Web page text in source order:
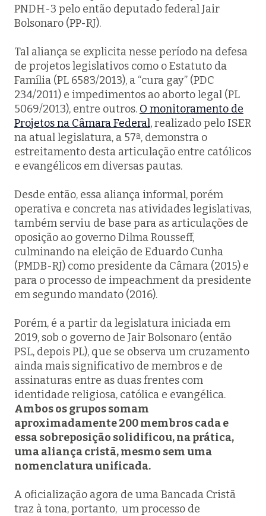
PNDH-3 pelo então deputado federal Jair
Bolsonaro (PP-RJ).
Tal aliança se explicita nesse período na defesa
de projetos legislativos como o Estatuto da
Família (PL 6583/2013), a “cura gay” (PDC
234/2011) e impedimentos ao aborto legal (PL
5069/2013), entre outros. O monitoramento de
Projetos na Câmara Federal,realizado pelo ISER
na atual legislatura, a 57ª, demonstra o
estreitamento desta articulação entre católicos
e evangélicos em diversas pautas.
Desde então, essa aliança informal, porém
operativa e concreta nas atividades legislativas,
também serviu de base para as articulações de
oposição ao governo Dilma Rousseff,
culminando na eleição de Eduardo Cunha
(PMDB-RJ) como presidente da Câmara (2015) e
para o processo de impeachment da presidente
em segundo mandato (2016).
Porém, é a partir da legislatura iniciada em
2019, sob o governo de Jair Bolsonaro (então
PSL, depois PL), que se observa um cruzamento
ainda mais significativo de membros e de
assinaturas entre as duas frentes com
identidade religiosa, católica e evangélica.
Ambos os grupos somam
aproximadamente 200 membros cada e
essa sobreposição solidificou, na prática,
uma aliança cristã, mesmo sem uma
nomenclatura unificada.
A oficialização agora de uma Bancada Cristã
traz à tona, portanto, um processo de